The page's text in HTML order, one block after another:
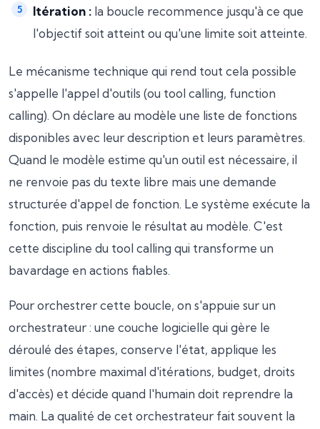
Itération : la boucle recommence jusqu'à ce que
l'objectif soit atteint ou qu'une limite soit atteinte.
Le mécanisme technique qui rend tout cela possible
s'appelle l'appel d'outils (ou tool calling, function
calling). On déclare au modèle une liste de fonctions
disponibles avec leur description et leurs paramètres.
Quand le modèle estime qu'un outil est nécessaire, il
ne renvoie pas du texte libre mais une demande
structurée d'appel de fonction. Le système exécute la
fonction, puis renvoie le résultat au modèle. C'est
cette discipline du tool calling qui transforme un
bavardage en actions fiables.
Pour orchestrer cette boucle, on s'appuie sur un
orchestrateur : une couche logicielle qui gère le
déroulé des étapes, conserve l'état, applique les
limites (nombre maximal d'itérations, budget, droits
d'accès) et décide quand l'humain doit reprendre la
main. La qualité de cet orchestrateur fait souvent la